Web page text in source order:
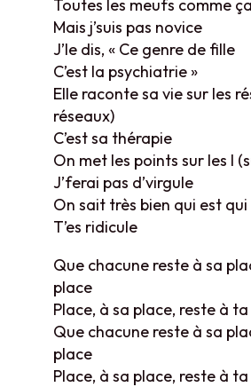
Toutes les meufs comme
Mais j’suis pas novice
J’le dis, « Ce genre de fille
C’est la psychiatrie »
Elle raconte sa vie sur les
réseaux)
C’est sa thérapie
On met les points sur les I
J’ferai pas d’virgule
On sait très bien qui est
T’es ridicule
Que chacune reste à sa
place
Place, à sa place, reste à
Que chacune reste à sa
place
Place, à sa place, reste à